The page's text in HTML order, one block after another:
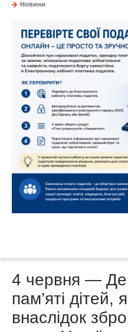
Новини
4 червня —
пам’яті дітей,
внаслідок